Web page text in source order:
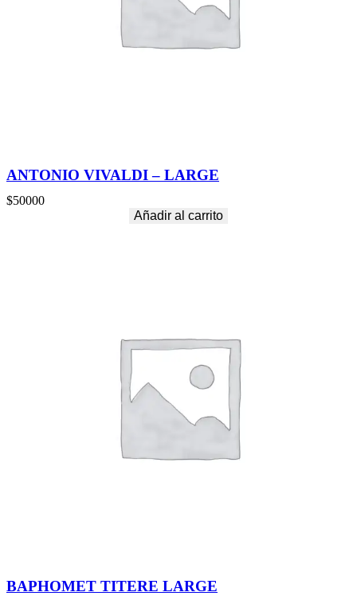
ANTONIO VIVALDI – LARGE
$50000
Añadir al carrito
BAPHOMET TITERE LARGE